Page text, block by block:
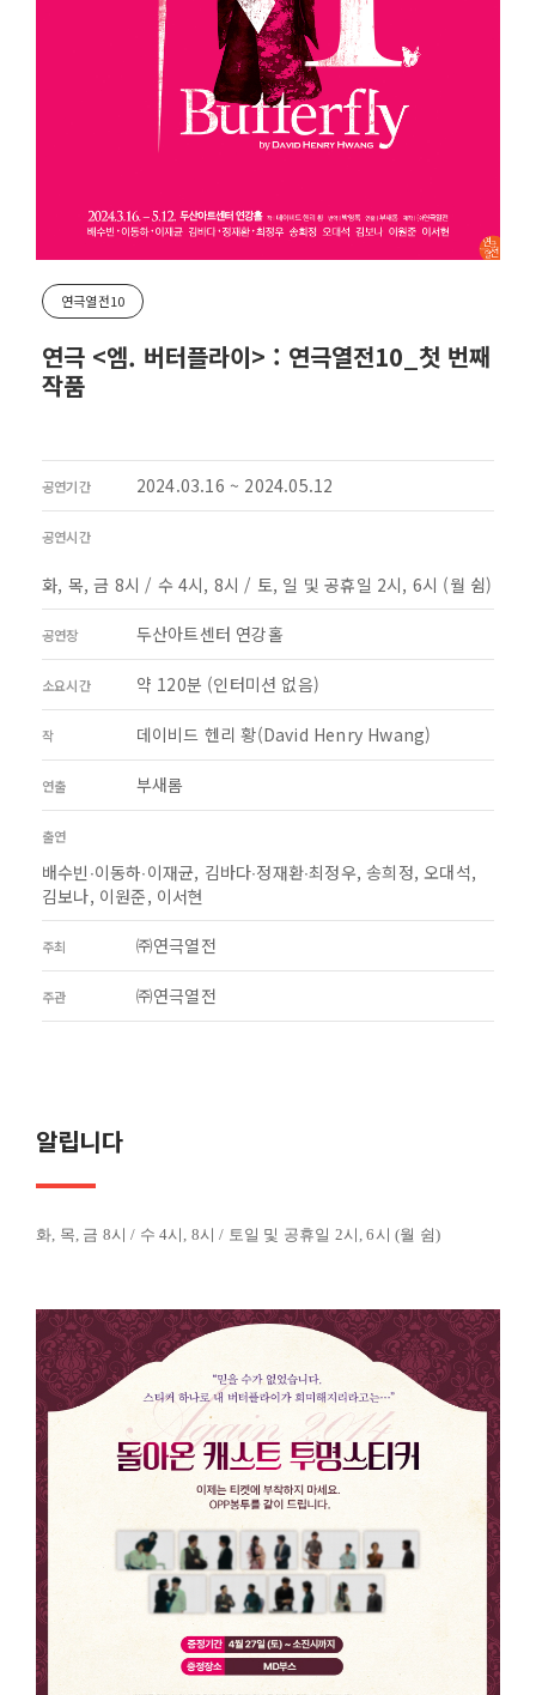
연극열전10
연극 <엠. 버터플라이> : 연극열전10_첫 번째
작품
공연기간 2024.03.16 ~ 2024.05.12
공연시간
화, 목, 금 8시 / 수 4시, 8시 / 토, 일 및 공휴일 2시, 6시 (월 쉼)
공연장 두산아트센터 연강홀
소요시간 약 120분 (인터미션 없음)
작 데이비드 헨리 황(David Henry Hwang)
연출 부새롬
출연
배수빈∙이동하∙이재균, 김바다∙정재환∙최정우, 송희정, 오대석,
김보나, 이원준, 이서현
주최 ㈜연극열전
주관 ㈜연극열전
알립니다
화, 목, 금 8시 / 수 4시 , 8시 / 토일 및 공휴일 2시 , 6시 (월 쉼)